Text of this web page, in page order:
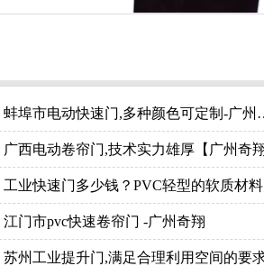
蚌埠市电动快速门,多种颜色可定制-广州
翔
广西电动卷帘门,技术实力雄厚【广州奇翔
工业快速门多少钱？PVC轻型的软质材
成【广州奇翔】 江门市pvc快速卷帘门 -广州奇翔
苏州工业提升门,满足合理利用空间的要